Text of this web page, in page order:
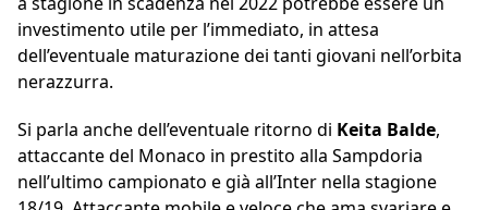
investimento utile per l’immediato, in attesa
dell’eventuale maturazione dei tanti giovani nell’orbita
nerazzurra.
Si parla anche dell’eventuale ritorno di Keita Balde,
attaccante del Monaco in prestito alla Sampdoria
nell’ultimo campionato e già all’Inter nella stagione